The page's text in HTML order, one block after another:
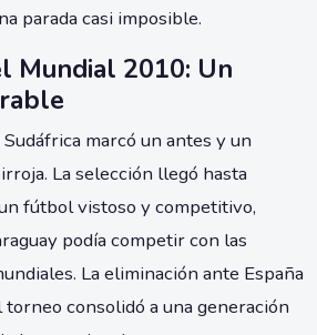
parada casi imposible.
Mundial 2010: Un
marcó un antes y un
La selección llegó hasta
fútbol vistoso y competitivo,
podía competir con las
La eliminación ante España
consolidó a una generación